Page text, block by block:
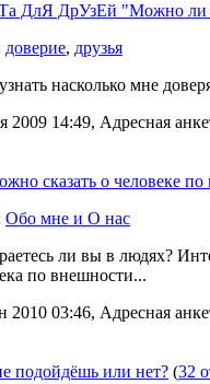
ДлЯ ДрУзЕй "Можно ли
доверие, друзья
насколько мне
2009 14:49, Адресная
сказать о человеке
Обо мне и О нас
ли вы в людях?
по внешности...
2010 03:46, Адресная
подойдёшь или нет? (32